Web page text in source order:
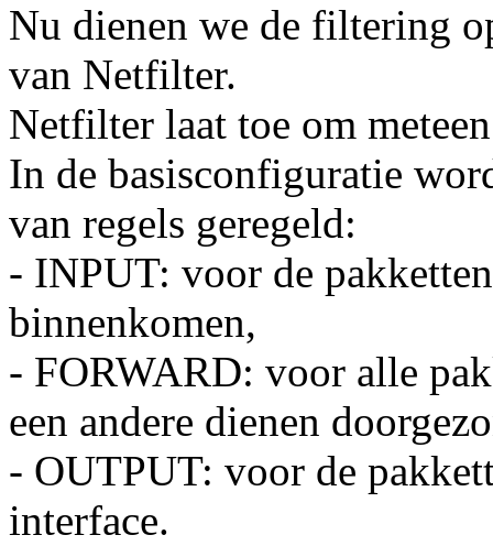
Nu dienen we de filtering
van Netfilter.
Netfilter laat toe om
In de basisconfiguratie
van regels geregeld:
- INPUT: voor de
binnenkomen,
- FORWARD: voor alle
een andere dienen
- OUTPUT: voor de
interface.